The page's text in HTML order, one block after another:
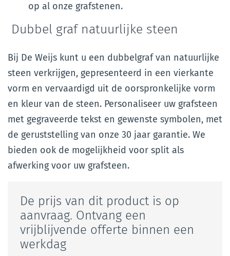
op al onze grafstenen.
Dubbel graf natuurlijke steen
Bij De Weijs kunt u een dubbelgraf van natuurlijke
steen verkrijgen, gepresenteerd in een vierkante
vorm en vervaardigd uit de oorspronkelijke vorm
en kleur van de steen. Personaliseer uw grafsteen
met gegraveerde tekst en gewenste symbolen, met
de geruststelling van onze 30 jaar garantie. We
bieden ook de mogelijkheid voor split als
afwerking voor uw grafsteen.
De prijs van dit product is op
aanvraag. Ontvang een
vrijblijvende offerte binnen een
werkdag